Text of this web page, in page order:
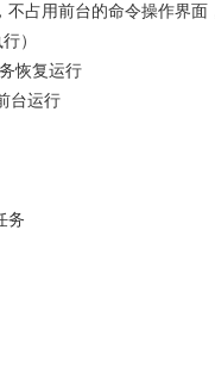
用前台的命令操作界面，
）
恢复运行
台运行
务